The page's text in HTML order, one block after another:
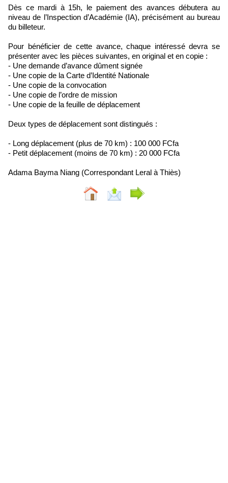
Dès ce mardi à 15h, le paiement des avances débutera au
niveau de l’Inspection d’Académie (IA), précisément au bureau
du billeteur.
Pour bénéficier de cette avance, chaque intéressé devra se
présenter avec les pièces suivantes, en original et en copie :
- Une demande d’avance dûment signée
- Une copie de la Carte d’Identité Nationale
- Une copie de la convocation
- Une copie de l’ordre de mission
- Une copie de la feuille de déplacement
Deux types de déplacement sont distingués :
- Long déplacement (plus de 70 km) : 100 000 FCfa
- Petit déplacement (moins de 70 km) : 20 000 FCfa
Adama Bayma Niang (Correspondant Leral à Thiès)